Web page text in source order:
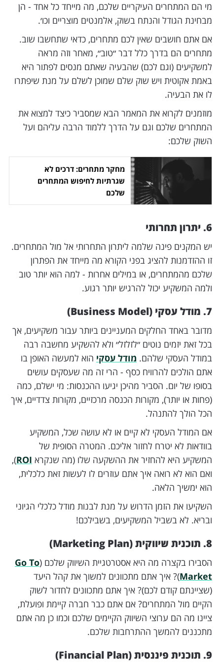
מי הם המתחרים העיקריים שלכם, מה מייחד כל אחד - הן
מבחינת הגודל והנתח בשוק, אלמנטים מוצריים וכו׳.
אם אתם חושבים שאין לכם מתחרים, כדאי שתחשבו שוב.
מתחרים הם בדרך כלל דבר ״טוב״, מאחר וזה מראה
למשקיעים (וגם לכם) שהבעיה שאתם מנסים לפתור היא
באמת אקוטית ויש שוק שלם שמוכן לשלם על מנת שיפתרו
לו את הבעיה.
מוזמנים לקרוא את המאמר הבא שמסביר כיצד למצוא את
המתחרים שלכם וגם על הדרך ללמוד הרבה עליהם ועל
השוק שלכם:
מחקר מתחרים: דרכים לא
שגרתיות לחיפוש המתחרים
שלכם
6. יתרון תחרותי
יש המקנים פינה שלמה ליתרון התחרותי אל מול המתחרים.
זו ההזדמנות להציג בפני הקורא מה מייחד את הפתרון
שלכם מהמתחרים, או במילים אחרות - למה הוא יותר טוב
ולמה המשקיע יכול להרגיש יותר רגוע.
7. מודל עסקי (Business Model)
מדובר באחד החלקים המעניינים ביותר עבור משקיעים, אך
בכל זאת יזמים נוטים ״לזלזל״ ולא להשקיע מחשבה רבה
במודל העסקי שלהם. מודל עסקי הוא למעשה האופן בו
אתם הולכים להרוויח כסף - הרי זה מה שעסקים עושים
בסופו של יום. הסביר מהיכן יגיעו ההכנסות: מי ישלם, כמה
(פחות או יותר), מקורות הכנסה מרכזיים, מקורות צדדיים, איך
הכל הולך להתנהל.
אם המודל העסקי לא קיים או לא עושה שכל, המשקיע
בוודאות לא יטרח לחזור אליכם. המטרה הסופית של
המשקיע היא להחזיר את ההשקעה שלו (מה שנקרא ROI
),
ואם הוא לא רואה איך אתם עוזרים לו לעשות זאת כלכלית,
הוא ימשיך הלאה.
השקיעו את הזמן הדרוש על מנת לבנות מודל כלכלי הגיוני
ובריא. לא בשביל המשקיעים, בשבילכם!
8. תוכנית שיווקית (Marketing Plan)
הסבירו בקצרה מה היא אסטרטגיית השיווק שלכם (Go To
Market)? איך אתם מתכוונים למשוך את קהל היעד
(שציינתם קודם לכם)? איך אתם מתכוונים לחדור לשוק
הקיים מול המתחרים? אם אתם כבר חברה קיימת ופועלת,
ציינו מה הם ערוצי השיווק הקיימים שלכם וכמו כן מה אתם
מתכננים להמשך ההתרחבות שלכם.
9. תוכנית פיננסית (Financial Plan)